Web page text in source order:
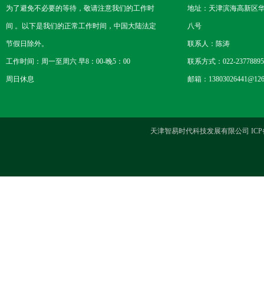
为了避免不必要的等待，敬请注意我们的工作时
间 。以下是我们的正常工作时间，中国大陆法定
节假日除外。
工作时间：周一至周六 早8：00-晚5：00
周日休息
地址：天津滨海高新区
八号
联系人：陈涛
联系方式：022-23778895
邮箱：
天津智易时代科技发展有限公司 ICP